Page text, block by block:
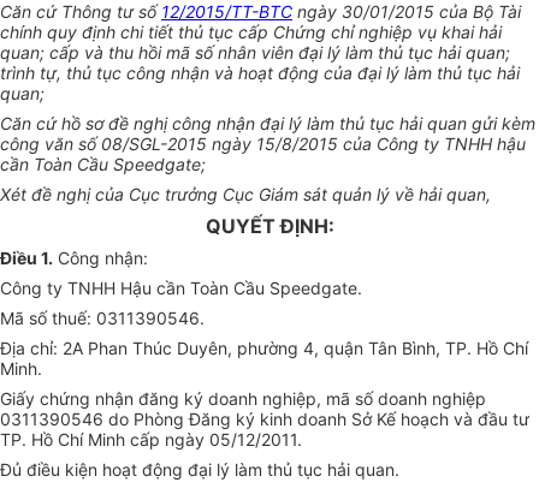
Căn cứ Thông tư số12/2015/TT-BTC ngày 30/01/2015 của Bộ Tài
chính quy định chi tiết thủ tục cấp Chứng chỉ nghiệp vụ khai hải
quan; cấp và thu hồi mã số nhân viên đại lý làm thủ tục hải quan;
trình tự, thủ tục công nhận và hoạt động của đại lý làm thủ tục hải
quan;
Căn cứ hồ sơ đề nghị công nhận đại lý làm thủ tục hải quan gửi kèm
công văn số 08/SGL-2015 ngày 15/8/2015 của Công ty TNHH hậu
cần Toàn Cầu Speedgate;
Xét đề nghị của Cục trưởng Cục Giám sát quản lý về hải quan,
QUYẾT ĐỊNH:
Điều 1. Công nhận:
Công ty TNHH Hậu cần Toàn Cầu Speedgate.
Mã số thuế: 0311390546.
Địa chỉ: 2A Phan Thúc Duyên, phường 4, quận Tân Bình, TP. Hồ Chí
Minh.
Giấy chứng nhận đăng ký doanh nghiệp, mã số doanh nghiệp
0311390546 do Phòng Đăng ký kinh doanh Sở Kế hoạch và đầu tư
TP. Hồ Chí Minh cấp ngày 05/12/2011.
Đủ điều kiện hoạt động đại lý làm thủ tục hải quan.